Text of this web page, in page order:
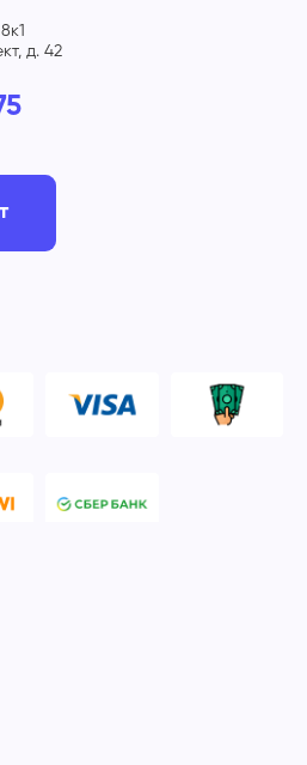
д. 42